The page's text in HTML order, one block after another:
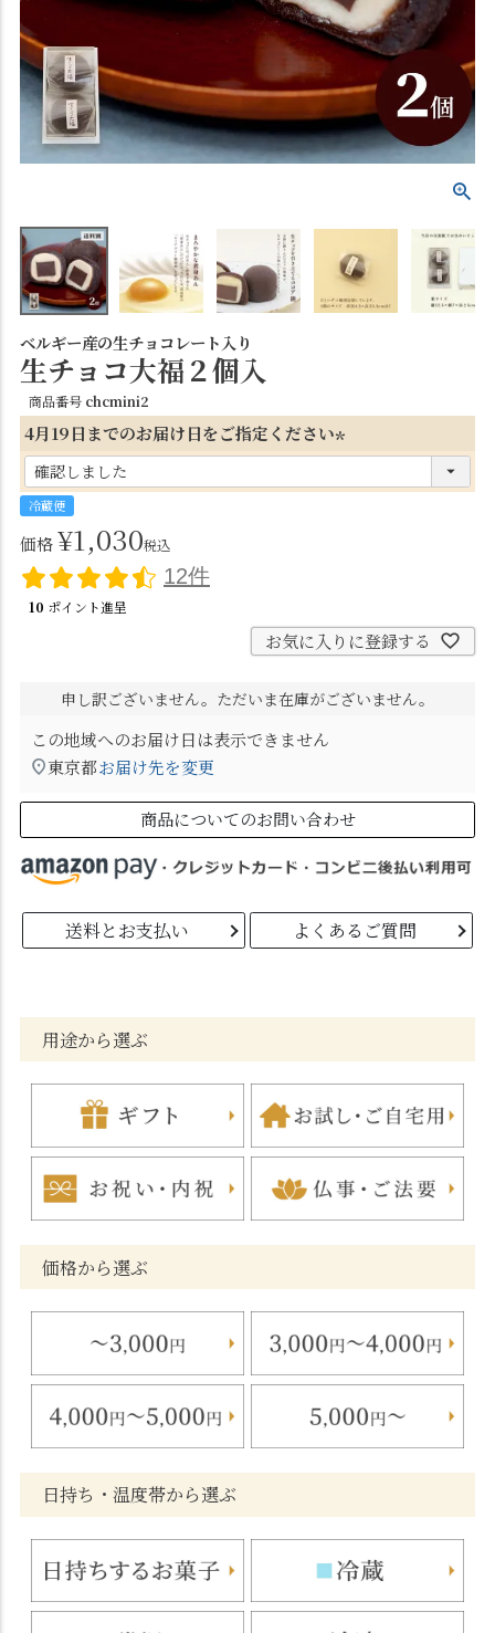
ベルギー産の生チョコレート入り
生チョコ大福２個入
商品番号 chcmini2
4月19日までのお届け日をご指定ください
必
冷蔵便
価格¥1,030税込
12件
10 ポイント進呈
お気に入りに登録する
申し訳ございません。ただいま在庫がございません。
この地域へのお届け日は表示できません
東京都お届け先を変更
商品についてのお問い合わせ
送料とお支払い よくあるご質問
用途から選ぶ
価格から選ぶ
日持ち・温度帯から選ぶ